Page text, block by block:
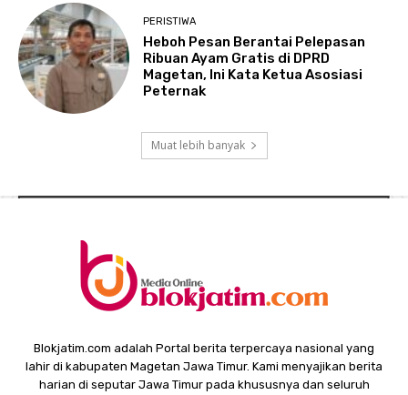
PERISTIWA
Heboh Pesan Berantai Pelepasan
Ribuan Ayam Gratis di DPRD
Magetan, Ini Kata Ketua Asosiasi
Peternak
Muat lebih banyak
Blokjatim.com adalah Portal berita terpercaya nasional yang
lahir di kabupaten Magetan Jawa Timur. Kami menyajikan berita
harian di seputar Jawa Timur pada khususnya dan seluruh